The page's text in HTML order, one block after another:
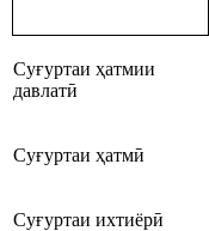
Суғуртаи ҳатмии
давлатӣ
Суғуртаи ҳатмӣ
Суғуртаи ихтиёрӣ